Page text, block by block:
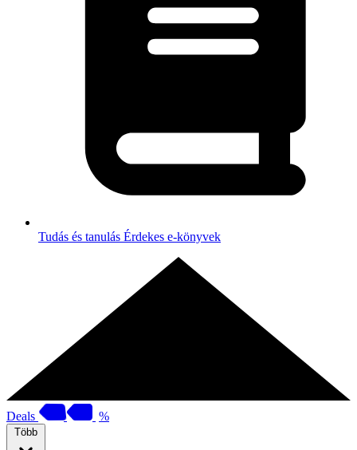
Tudás és tanulás Érdekes e-könyvek
Deals %
Több